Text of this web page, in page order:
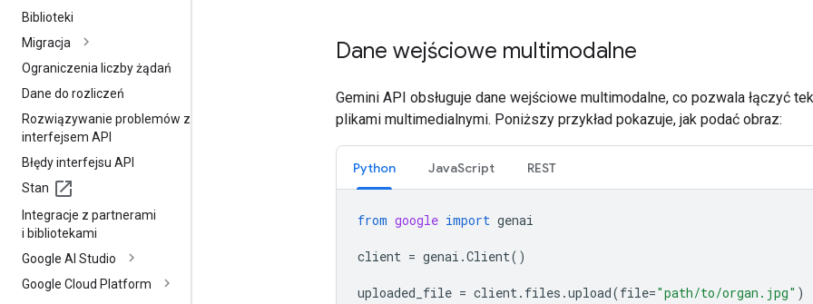
Biblioteki
Migracja
Ograniczenia liczby żądań
Dane do rozliczeń
Rozwiązywanie problemów z
interfejsem API
Błędy interfejsu API
Stan
Integracje z partnerami
i bibliotekami
Google AI Studio
Google Cloud Platform
Dane wejściowe multimodalne
Gemini API obsługuje dane wejściowe multimodalne, co pozwala łączyć
plikami multimedialnymi. Poniższy przykład pokazuje, jak podać obraz:
Python JavaScript REST
from google import genai
client = genai .Client()
uploaded_file = client. files .upload(file="path/to/organ.jpg" )